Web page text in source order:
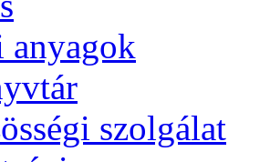
anyagok
szolgálat